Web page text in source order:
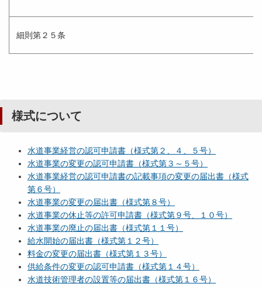
細則第２５条
様式について
水道事業経営の認可申請書（様式第２、４、５号）
水道事業の変更の認可申請書（様式第３～５号）
水道事業経営の認可申請書の記載事項の変更の届出書（様式
第６号）
水道事業の変更の届出書（様式第８号）
水道事業の休止等の許可申請書（様式第９号、１０号）
水道事業の廃止の届出書（様式第１１号）
給水開始の届出書（様式第１２号）
料金の変更の届出書（様式第１３号）
供給条件の変更の認可申請書（様式第１４号）
水道技術管理者の設置等の届出書（様式第１６号）